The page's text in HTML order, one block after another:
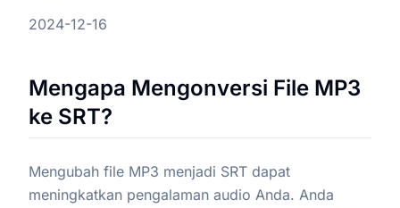
2024-12-16
Mengapa Mengonversi File MP3
ke SRT?
Mengubah file MP3 menjadi SRT dapat
meningkatkan pengalaman audio Anda. Anda